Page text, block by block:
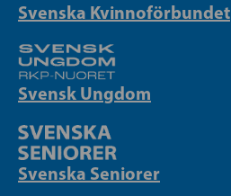
Svenska Kvinnoförbundet
Svensk Ungdom
Svenska Seniorer